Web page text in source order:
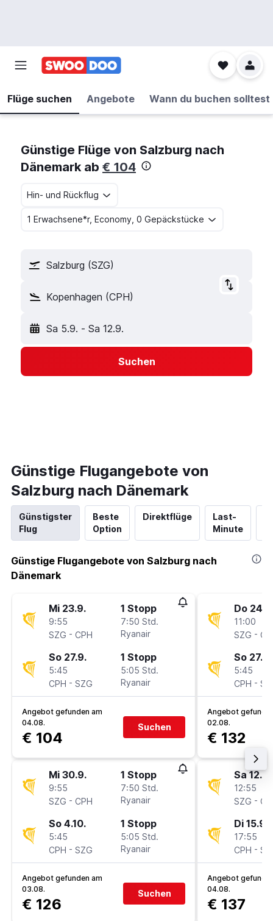
Flüge suchen Angebote Wann du buchen solltest
Günstige Flüge von Salzburg nach
Dänemark ab € 104
Hin- und Rückflug
1 Erwachsene*r, Economy, 0 Gepäckstücke
Salzburg (SZG)
Kopenhagen (CPH)
Sa 5.9. - Sa 12.9.
Suchen
Günstige Flugangebote von
Salzburg nach Dänemark
Günstigster
Flug
Beste
Option
Direktflüge
Last-
Minute
Günstige Flugangebote von Salzburg nach
Dänemark
Mi 23.9.
9:55
SZG - CPH
1 Stopp
7:50 Std.
Ryanair
So 27.9.
5:45
CPH - SZG
1 Stopp
5:05 Std.
Ryanair
Angebot gefunden am
04.08.
€ 104
Suchen
Mi 30.9.
9:55
SZG - CPH
1 Stopp
7:50 Std.
Ryanair
So 4.10.
5:45
CPH - SZG
1 Stopp
5:05 Std.
Ryanair
Angebot gefunden am
03.08.
€ 126
Suchen
Do
11:00
SZG -
So 27.9.
5:45
CPH -
Angebot
02.08.
€ 132
Sa 12.9.
12:55
SZG -
Di 15.9.
17:55
CPH -
Angebot
04.08.
€ 137